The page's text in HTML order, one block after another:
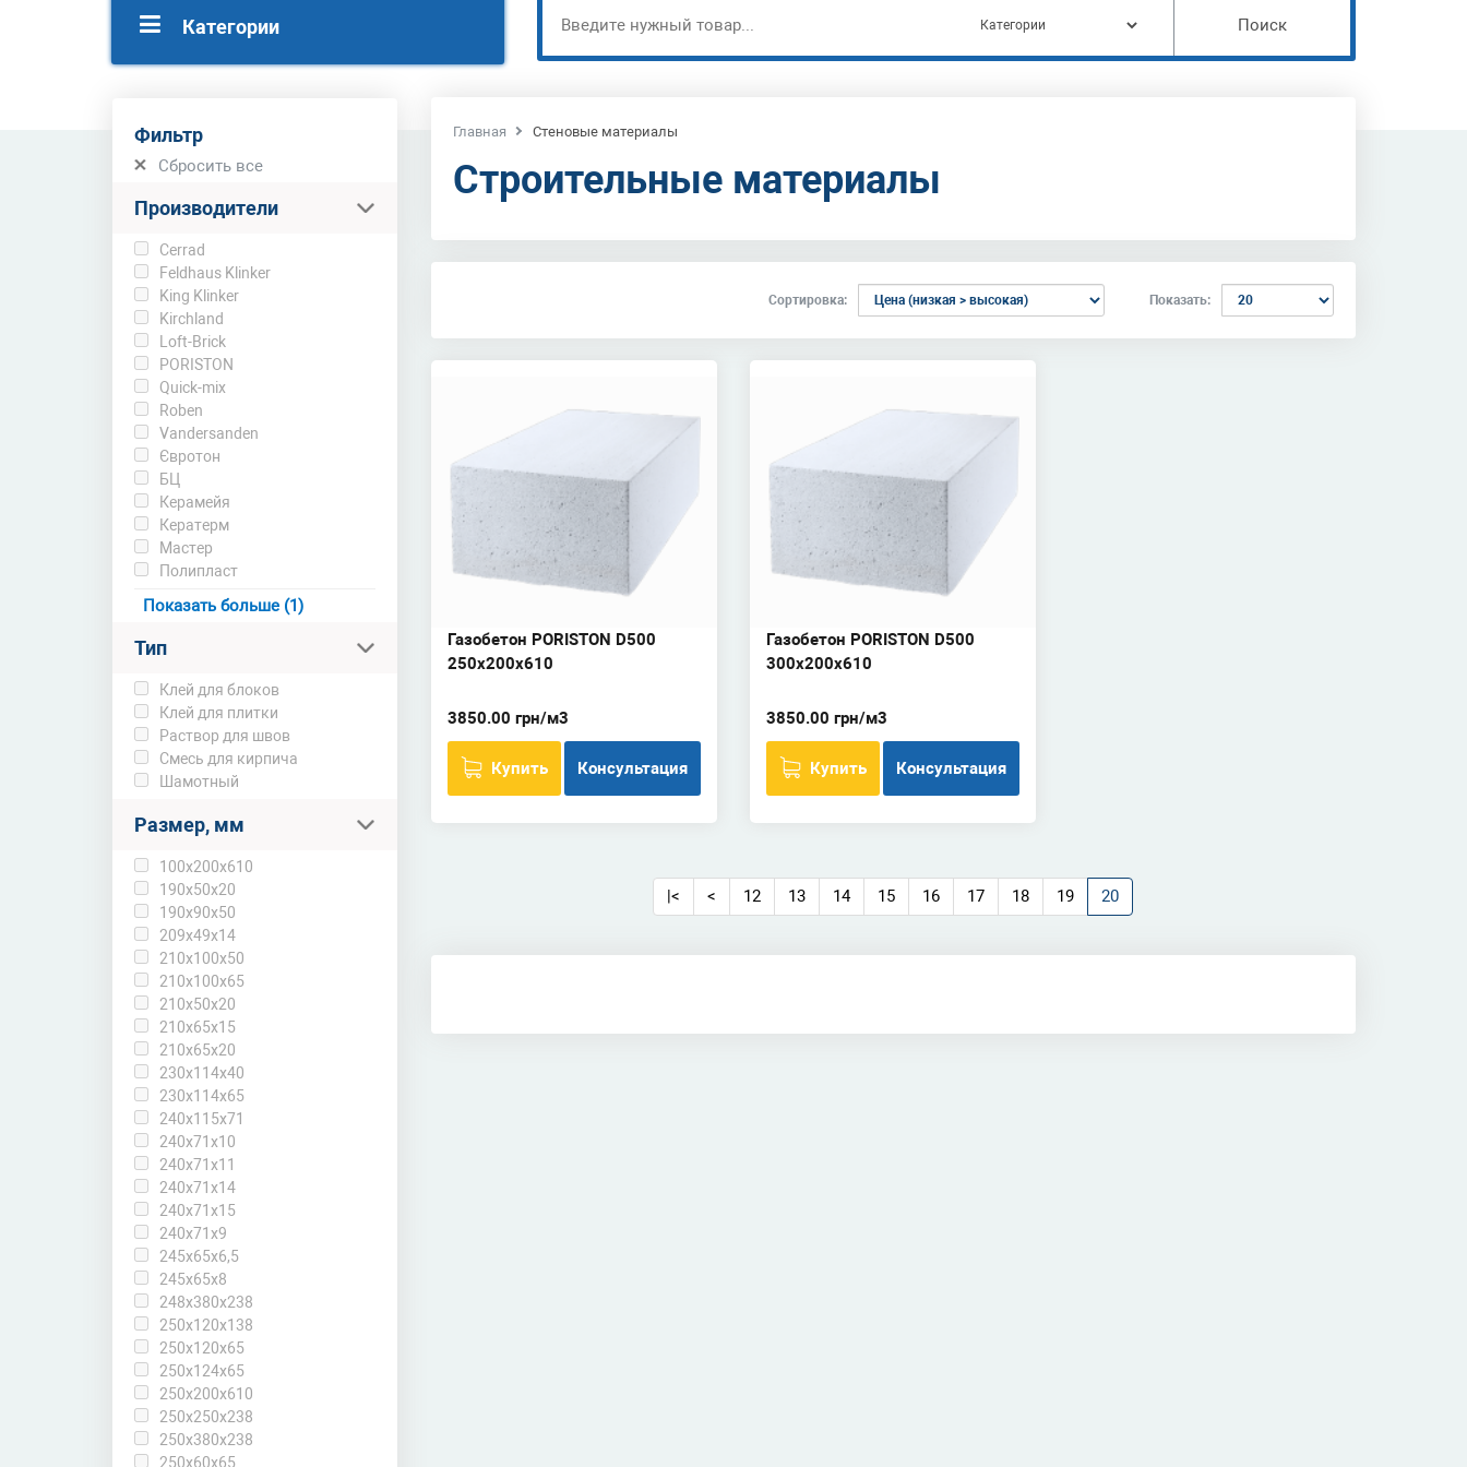
Категории Поиск
Фильтр
Сбросить все
Производители
Cerrad
Feldhaus Klinker
King Klinker
Kirchland
Loft-Brick
PORISTON
Quick-mix
Roben
Vandersanden
Євротон
БЦ
Керамейя
Кератерм
Мастер
Полипласт
Показать больше (1)
Тип
Клей для блоков
Клей для плитки
Раствор для швов
Смесь для кирпича
Шамотный
Размер, мм
100х200х610
190х50х20
190х90х50
209х49х14
210х100х50
210х100х65
210х50х20
210х65х15
210х65х20
230х114х40
230х114х65
240х115х71
240х71х10
240х71х11
240х71х14
240х71х15
240х71х9
245x65x6,5
245х65х8
248х380х238
250х120х138
250х120х65
250х124х65
250х200х610
250х250х238
250х380х238
250х60х65
Главная Стеновые материалы
Строительные материалы
Показать:
Сортировка:
Газобетон PORISTON D500
250х200х610
3850.00 грн/м3
Купить Консультация
Газобетон PORISTON D500
300х200х610
3850.00 грн/м3
Купить Консультация
|< < 12 13 14 15 16 17 18 19 20